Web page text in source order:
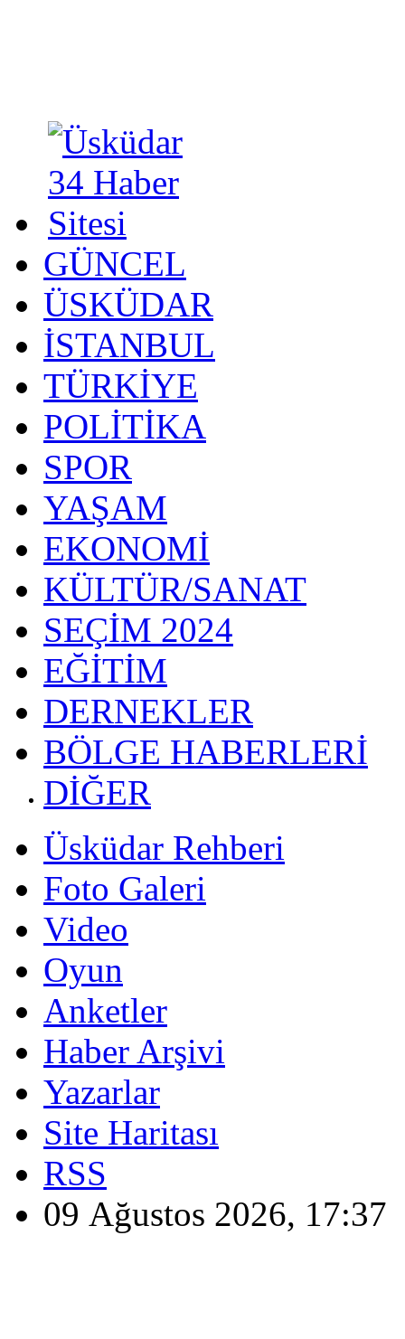
GÜNCEL
ÜSKÜDAR
İSTANBUL
TÜRKİYE
POLİTİKA
SPOR
YAŞAM
EKONOMİ
KÜLTÜR/SANAT
SEÇİM 2024
EĞİTİM
DERNEKLER
BÖLGE HABERLERİ
DİĞER
Üsküdar Rehberi
Foto Galeri
Video
Oyun
Anketler
Haber Arşivi
Yazarlar
Site Haritası
RSS
09 Ağustos 2026, 17:37